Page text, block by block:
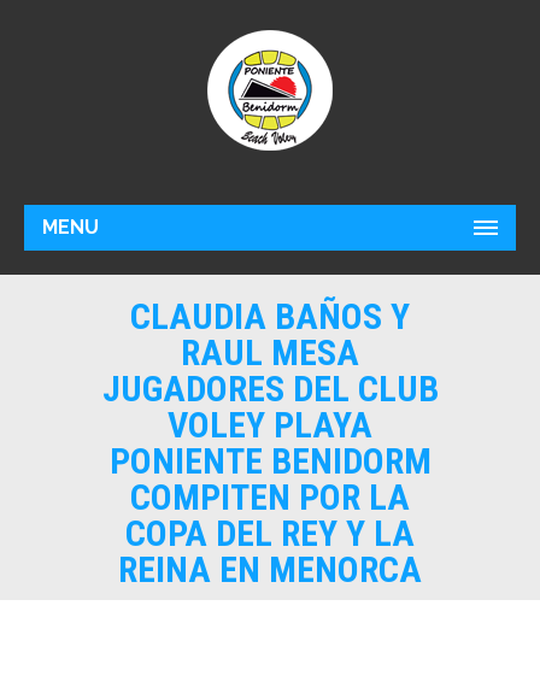
MENU
CLAUDIA BAÑOS Y
RAUL MESA
JUGADORES DEL CLUB
VOLEY PLAYA
PONIENTE BENIDORM
COMPITEN POR LA
COPA DEL REY Y LA
REINA EN MENORCA